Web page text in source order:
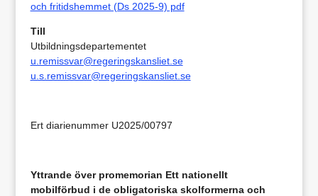
och fritidshemmet (Ds 2025-9) pdf
Till
Utbildningsdepartementet
u.remissvar@regeringskansliet.se
u.s.remissvar@regeringskansliet.se
Ert diarienummer U2025/00797
Yttrande över promemorian Ett nationellt
mobilförbud i de obligatoriska skolformerna och